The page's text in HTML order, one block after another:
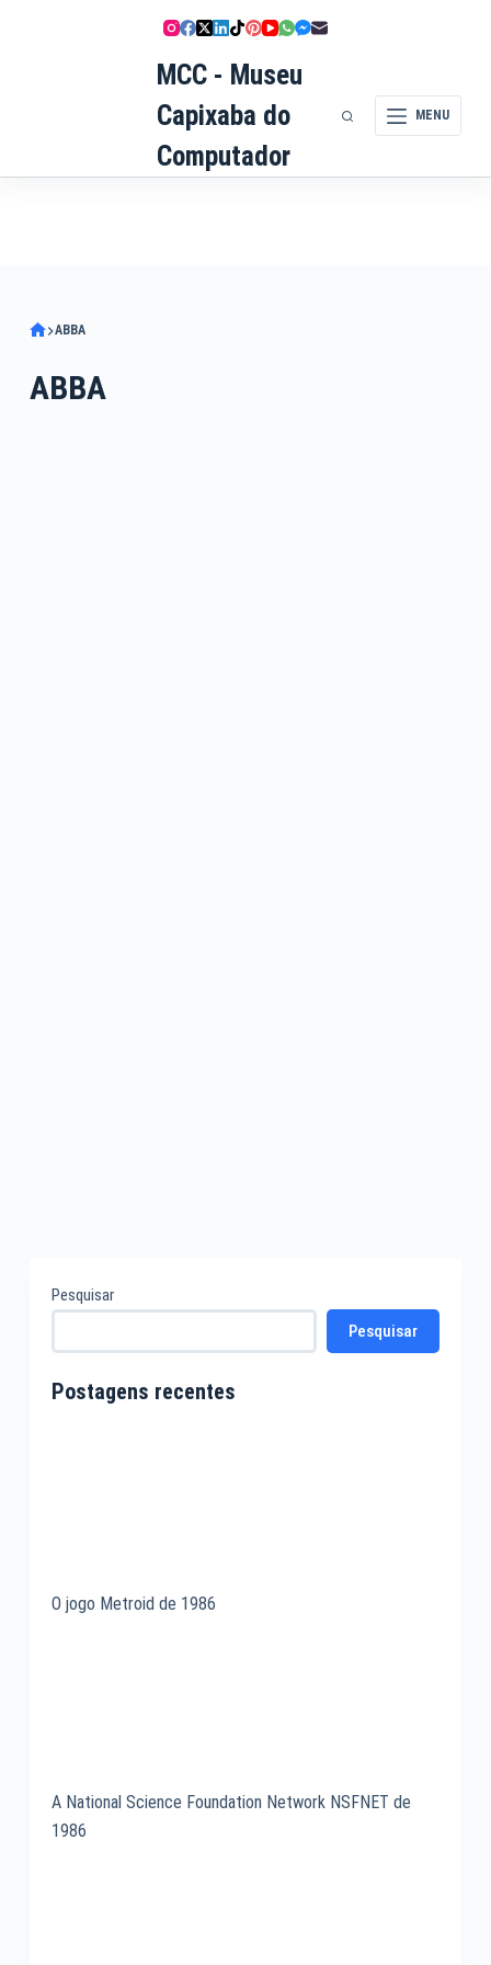
MCC - Museu
Capixaba do
Computador
MENU
ABBA
ABBA
Pesquisar
Pesquisar
Postagens recentes
O jogo Metroid de 1986
A National Science Foundation Network NSFNET de
1986